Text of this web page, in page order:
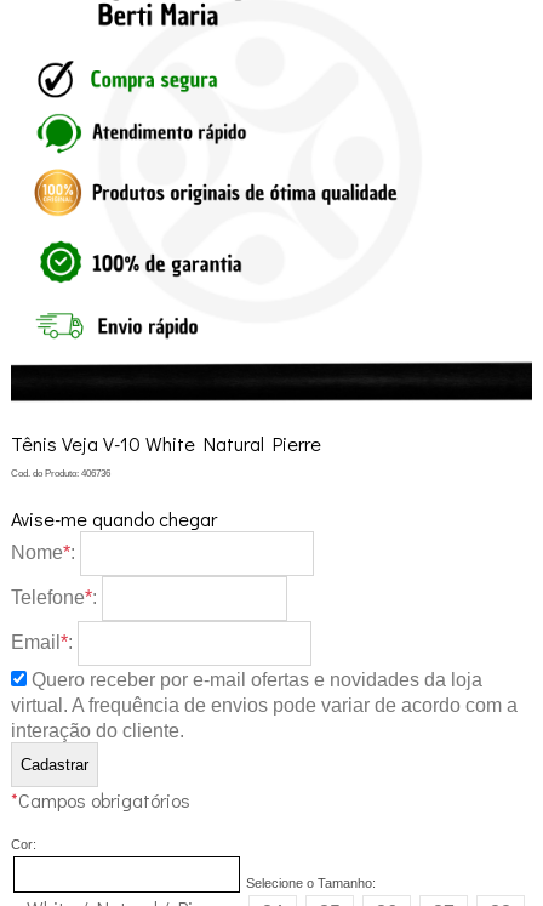
Tênis Veja V-10 White Natural Pierre
Cod. do Produto: 406736
Avise-me quando chegar
Nome*:
Telefone*:
Email *:
Quero receber por e-mail ofertas e novidades da loja
virtual. A frequência de envios pode variar de acordo com a
interação do cliente.
*Campos obrigatórios
Cor:
Selecione o Tamanho: